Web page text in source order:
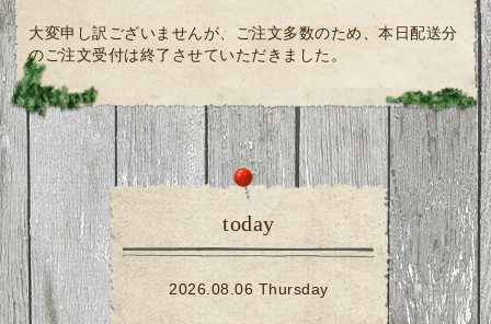
大変申し訳ございませんが、ご注文多数のため、本日配送分
のご注文受付は終了させていただきました。
today
2026.08.06 Thursday